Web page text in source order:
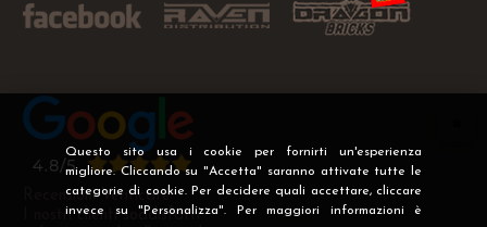
Questo sito usa i cookie per fornirti un'esperienza
migliore. Cliccando su "Accetta" saranno attivate tutte le
categorie di cookie. Per decidere quali accettare, cliccare
invece su "Personalizza". Per maggiori informazioni è
Recensioni Verificate
I nostri clienti soddisfatti